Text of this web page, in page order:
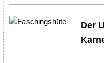
Der